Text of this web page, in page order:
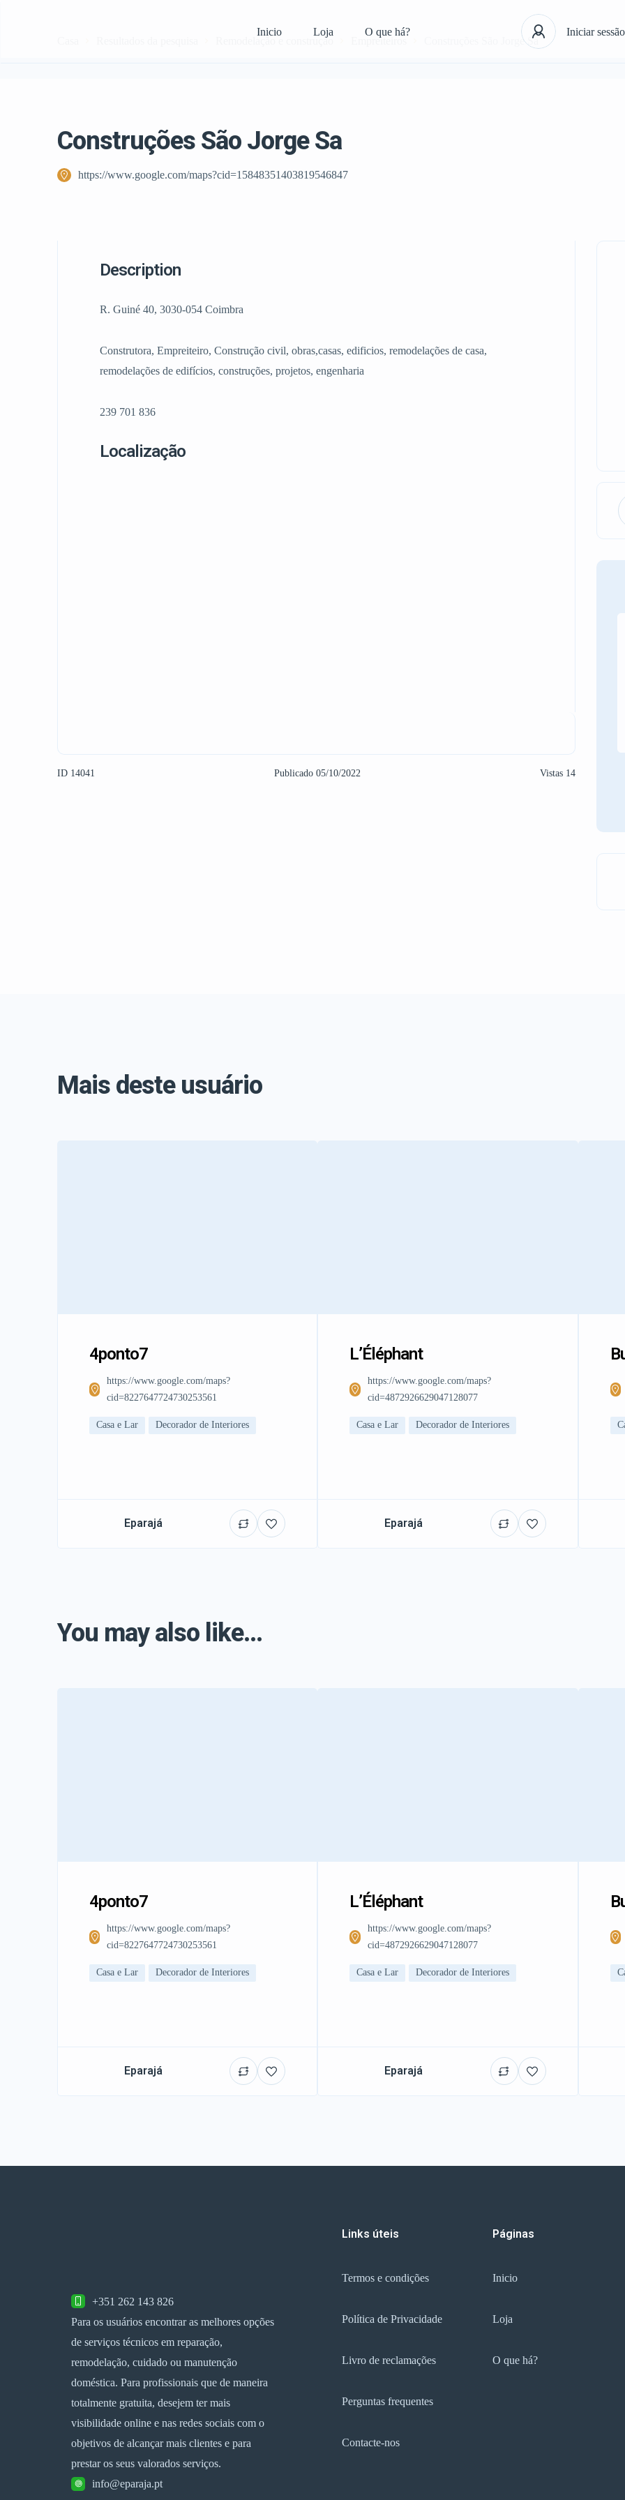
Inicio Loja O que há? Iniciar sessão
Remodelação e construção Empreiteiros Construções São Jorge Sa
Construções São Jorge Sa
https://www.google.com/maps?cid=15848351403819546847
Description
R. Guiné 40, 3030-054 Coimbra
Construtora, Empreiteiro, Construção civil, obras,casas, edificios, remodelações de casa,
remodelações de edifícios, construções, projetos, engenharia
239 701 836
Localização
ID 14041 Publicado 05/10/2022 Vistas 14
Mais deste usuário
4ponto7
https://www.google.com/maps?
cid=8227647724730253561
Casa e Lar Decorador de Interiores
Eparajá
L’Éléphant
https://www.google.com/maps?
cid=4872926629047128077
Casa e Lar Decorador de Interiores
Eparajá
You may also like...
4ponto7
https://www.google.com/maps?
cid=8227647724730253561
Casa e Lar Decorador de Interiores
Eparajá
L’Éléphant
https://www.google.com/maps?
cid=4872926629047128077
Casa e Lar Decorador de Interiores
Eparajá
+351 262 143 826
Para os usuários encontrar as melhores opções
de serviços técnicos em reparação,
remodelação, cuidado ou manutenção
doméstica. Para profissionais que de maneira
totalmente gratuita, desejem ter mais
visibilidade online e nas redes sociais com o
objetivos de alcançar mais clientes e para
prestar os seus valorados serviços.
info@eparaja.pt
Links úteis
Termos e condições
Política de Privacidade
Livro de reclamações
Perguntas frequentes
Contacte-nos
Páginas
Inicio
Loja
O que há?